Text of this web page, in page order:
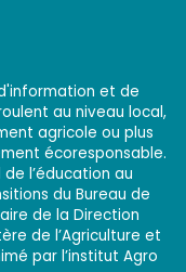
et de
au niveau local,
agricole ou plus
écoresponsable.
l’éducation au
du Bureau de
de la Direction
de l’Agriculture et
par l’institut Agro